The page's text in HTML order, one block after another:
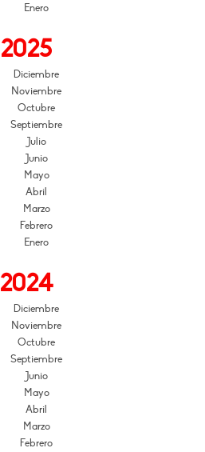
Enero
2025
Diciembre
Noviembre
Octubre
Septiembre
Julio
Junio
Mayo
Abril
Marzo
Febrero
Enero
2024
Diciembre
Noviembre
Octubre
Septiembre
Junio
Mayo
Abril
Marzo
Febrero